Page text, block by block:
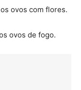
ovos com flores.
ovos de fogo.